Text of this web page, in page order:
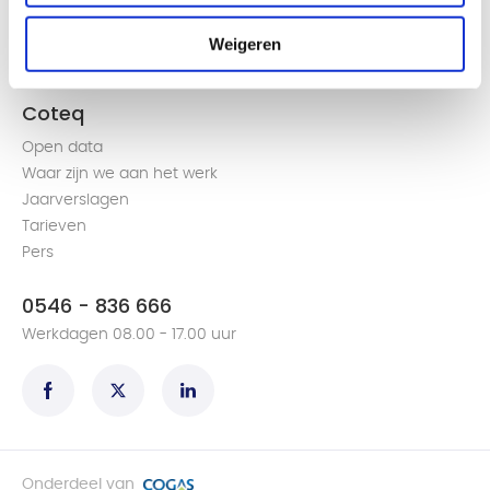
Weigeren
Groen gas produceren en terugleveren
Een volmacht aanvragen
Alles over de slimme meter
Coteq
Open data
Waar zijn we aan het werk
Jaarverslagen
Tarieven
Pers
0546 - 836 666
Werkdagen 08.00 - 17.00 uur
Onderdeel van